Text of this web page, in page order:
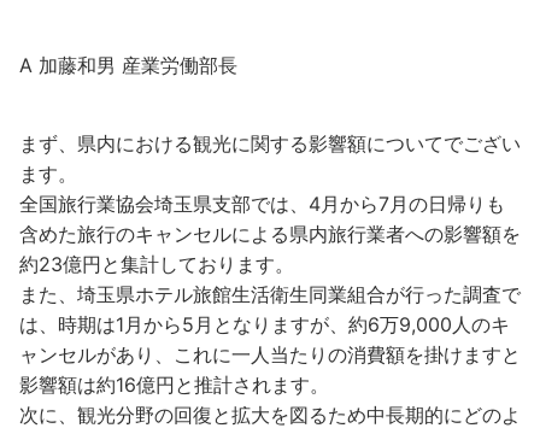
A 加藤和男 産業労働部長
まず、県内における観光に関する影響額についてでござい
ます。
全国旅行業協会埼玉県支部では、4月から7月の日帰りも
含めた旅行のキャンセルによる県内旅行業者への影響額を
約23億円と集計しております。
また、埼玉県ホテル旅館生活衛生同業組合が行った調査で
は、時期は1月から5月となりますが、約6万9,000人のキ
ャンセルがあり、これに一人当たりの消費額を掛けますと
影響額は約16億円と推計されます。
次に、観光分野の回復と拡大を図るため中長期的にどのよ